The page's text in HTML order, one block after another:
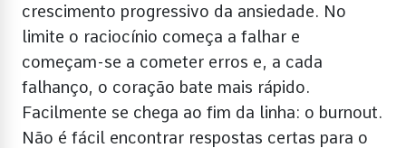
crescimento progressivo da ansiedade. No
limite o raciocínio começa a falhar e
começam-se a cometer erros e, a cada
falhanço, o coração bate mais rápido.
Facilmente se chega ao fim da linha: o burnout.
Não é fácil encontrar respostas certas para o